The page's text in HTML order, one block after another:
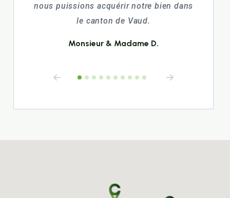
nous puissions acquérir notre bien dans
le canton de Vaud.
Monsieur & Madame D.